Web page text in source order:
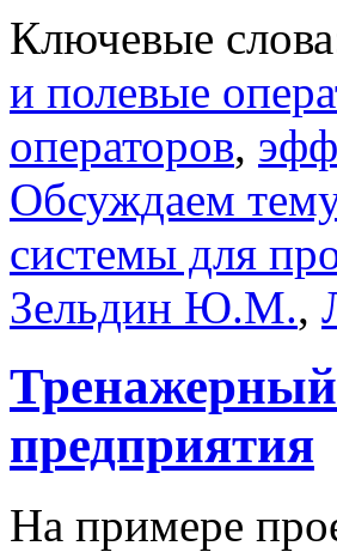
Ключевые
и полевые
операторов,
Обсуждаем
системы для
Зельдин Ю.М.,
Тренажерный
предприятия
На примере